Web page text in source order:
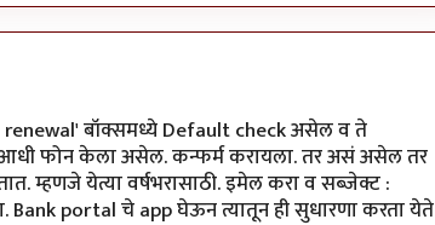
renewal' बॉक्समध्ये Default check असेल व ते
आधी फोन केला असेल. कन्फर्म करायला. तर असं असेल तर
म्हणजे येत्या वर्षभरासाठी. इमेल करा व सब्जेक्ट :
portal चे app घेऊन त्यातून ही सुधारणा करता येते